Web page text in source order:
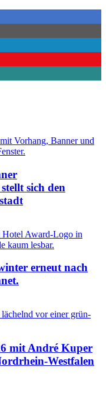
sich den
erneut nach
mit André Kuper
Westfalen